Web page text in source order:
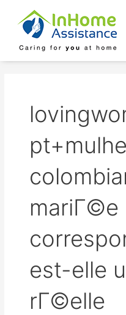
content
mariГ©e
est-elle
rГ©elle